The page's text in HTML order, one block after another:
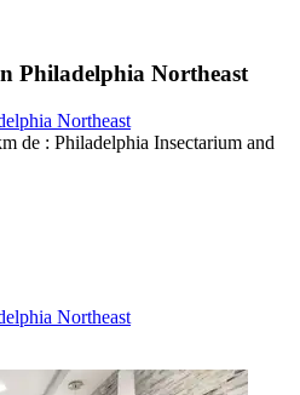
Philadelphia Northeast
Northeast
de : Philadelphia Insectarium and
Northeast